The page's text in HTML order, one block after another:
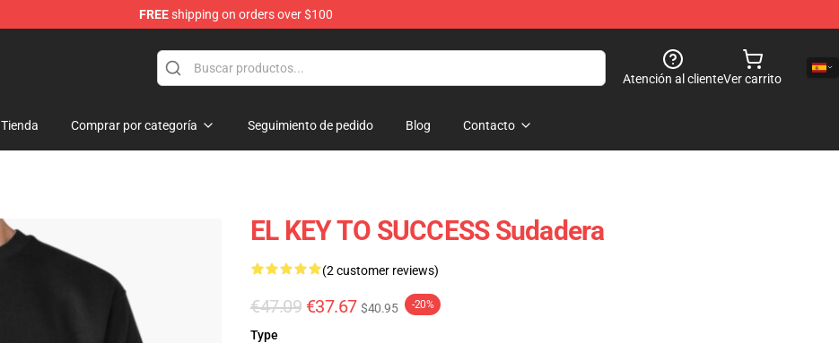
FREEshipping on orders over $100
Atención al clienteVer carrito
Tienda Comprar por categoría Seguimiento de pedido Blog Contacto
EL KEY TO SUCCESS Sudadera
(2 customer reviews)
€47.09 €37.67 $40.95 -20%
Type